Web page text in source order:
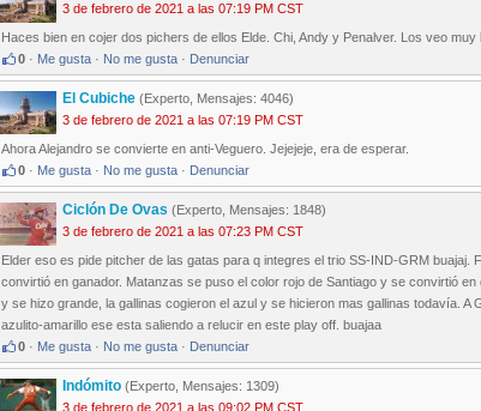
3 de febrero de 2021 a las 07:19 PM CST
Haces bien en cojer dos pichers de ellos Elde. Chi, Andy y Penalver. Los veo muy
0 · Me gusta · No me gusta · Denunciar
El Cubiche (Experto, Mensajes: 4046)
3 de febrero de 2021 a las 07:19 PM CST
Ahora Alejandro se convierte en anti-Veguero. Jejejeje, era de esperar.
0 · Me gusta · No me gusta · Denunciar
Ciclón De Ovas (Experto, Mensajes: 1848)
3 de febrero de 2021 a las 07:23 PM CST
Elder eso es pide pitcher de las gatas para q integres el trio SS-IND-GRM buajaj.
convirtió en ganador. Matanzas se puso el color rojo de Santiago y se convirtió
y se hizo grande, la gallinas cogieron el azul y se hicieron mas gallinas todavía.
azulito-amarillo ese esta saliendo a relucir en este play off. buajaa
0 · Me gusta · No me gusta · Denunciar
Indómito (Experto, Mensajes: 1309)
3 de febrero de 2021 a las 09:02 PM CST